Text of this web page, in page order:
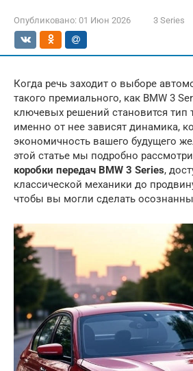
Опубликовано: 01 Июн 2026 3 Series
Когда речь заходит о выборе
такого премиального, как BMW 3
ключевых решений становится тип
именно от нее зависят динамика,
экономичность вашего будущего
этой статье мы подробно
коробки передач BMW 3 Series,
классической механики до
чтобы вы могли сделать